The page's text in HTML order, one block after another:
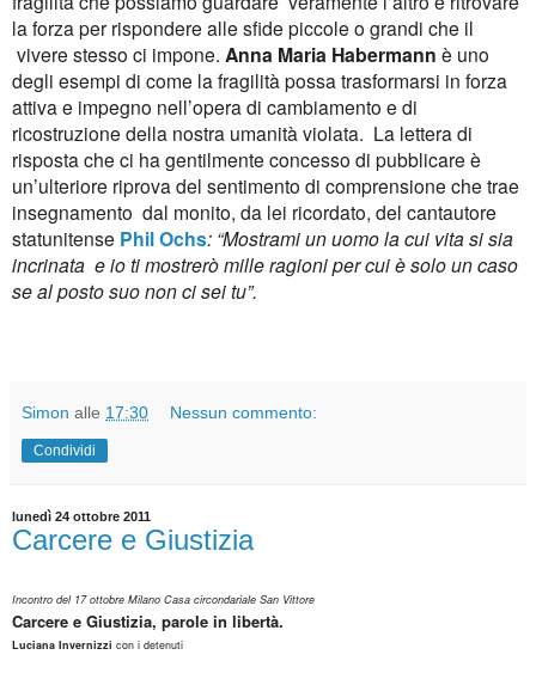
la forza per rispondere alle sfide piccole o grandi che il
vivere stesso ci impone. Anna Maria Habermann è uno
degli esempi di come la fragilità possa trasformarsi in forza
attiva e impegno nell’opera di cambiamento e di
ricostruzione della nostra umanità violata. La lettera di
risposta che ci ha gentilmente concesso di pubblicare è
un’ulteriore riprova del sentimento di comprensione che trae
insegnamento dal monito, da lei ricordato, del cantautore
statunitense Phil Ochs: “Mostrami un uomo la cui vita si sia
incrinata e io ti mostrerò mille ragioni per cui è solo un caso
se al posto suo non ci sei tu”.
Simon alle 17:30 Nessun commento:
Condividi
lunedì 24 ottobre 2011
Carcere e Giustizia
Incontro del 17 ottobre Milano Casa circondariale San Vittore
Carcere e Giustizia, parole in libertà.
Luciana Invernizzi con i detenuti